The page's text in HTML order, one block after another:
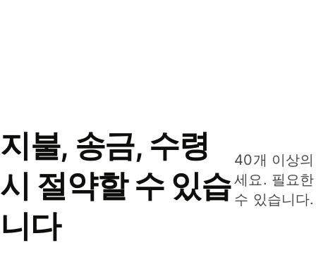
지불, 송금, 수령
시 절약할 수 있습
니다
40개 이상
세요. 필요
수 있습니다.